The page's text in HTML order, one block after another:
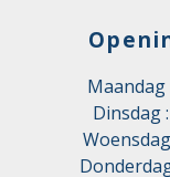
Maandag
Dinsdag :